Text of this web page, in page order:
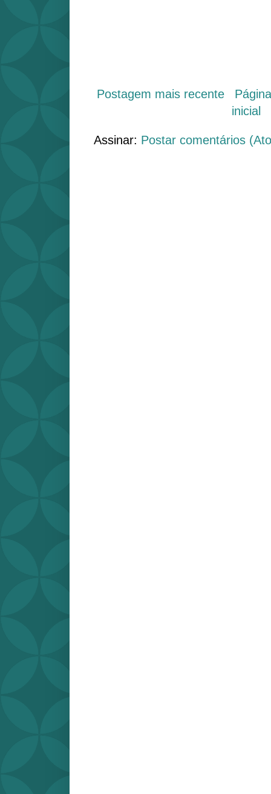
Postagem mais recente
inicial
Assinar: Postar comentários